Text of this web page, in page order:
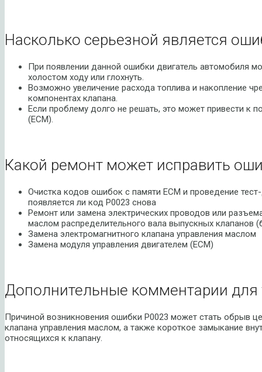
Насколько серьезной является
При появлении данной ошибки двигатель автомобиля
холостом ходу или глохнуть.
Возможно увеличение расхода топлива и накопление
компонентах клапана.
Если проблему долго не решать, это может привести к
(ECM).
Какой ремонт может исправить
Очистка кодов ошибок с памяти ECM и проведение
появляется ли код P0023 снова
Ремонт или замена электрических проводов или
маслом распределительного вала выпускных клапанов
Замена электромагнитного клапана управления маслом
Замена модуля управления двигателем (ECM)
Дополнительные комментарии для
Причиной возникновения ошибки P0023 может стать обрыв
клапана управления маслом, а также короткое замыкание
относящихся к клапану.